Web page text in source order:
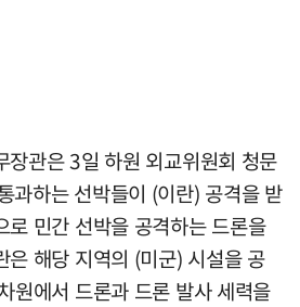
장관은 3일 하원 외교위원회 청문
과하는 선박들이 (이란) 공격을 받
로 민간 선박을 공격하는 드론을
은 해당 지역의 (미군) 시설을 공
원에서 드론과 드론 발사 세력을